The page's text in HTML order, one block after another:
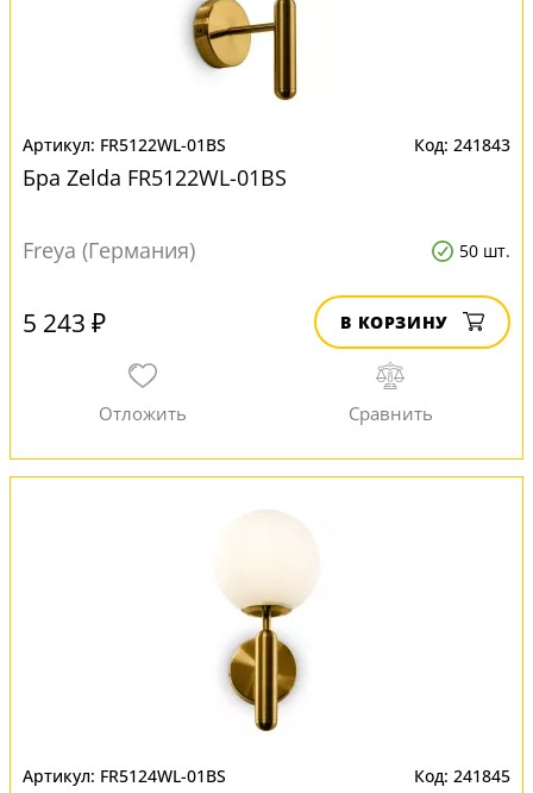
FR5122WL-01BS 241843
Бра Zelda FR5122WL-01BS
Freya (Германия) 50 шт.
5 243 ₽ В КОРЗИНУ
FR5124WL-01BS 241845